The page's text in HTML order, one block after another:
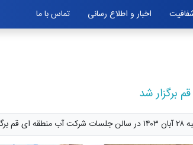
اخبار و اطلاع رسانی
تماس با ما
برگزار شد